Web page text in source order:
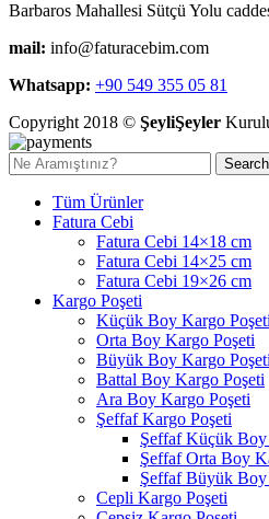
Barbaros Mahallesi Sütçü Yolu
mail: info@faturacebim.com
Whatsapp: +90 549 355 05 81
Copyright 2018 © ŞeyliŞeyler
Search
Tüm Ürünler
Fatura Cebi
Fatura Cebi 14×18 cm
Fatura Cebi 14×25 cm
Fatura Cebi 19×26 cm
Kargo Poşeti
Küçük Boy Kargo Poşeti
Orta Boy Kargo Poşeti
Büyük Boy Kargo Poşeti
Battal Boy Kargo Poşeti
Ara Boy Kargo Poşeti
Şeffaf Kargo Poşeti
Şeffaf Küçük Boy
Şeffaf Orta Boy
Şeffaf Büyük Boy
Cepli Kargo Poşeti